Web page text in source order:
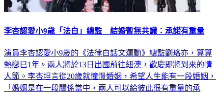
李杏認愛小9歲「法白」總監 結婚暫無共識：承諾有重量
演員李杏認愛小9歲的《法律白話文運動》總監劉珞亦，算算
熱戀已1年。兩人將於13日出國前往紐澳，歡慶即將到來的情
人節。李杏坦言從20歲就憧憬婚姻，希望人生能有一段婚姻，
「婚姻是在一段關係當中，兩人可以給彼此很有重量的承